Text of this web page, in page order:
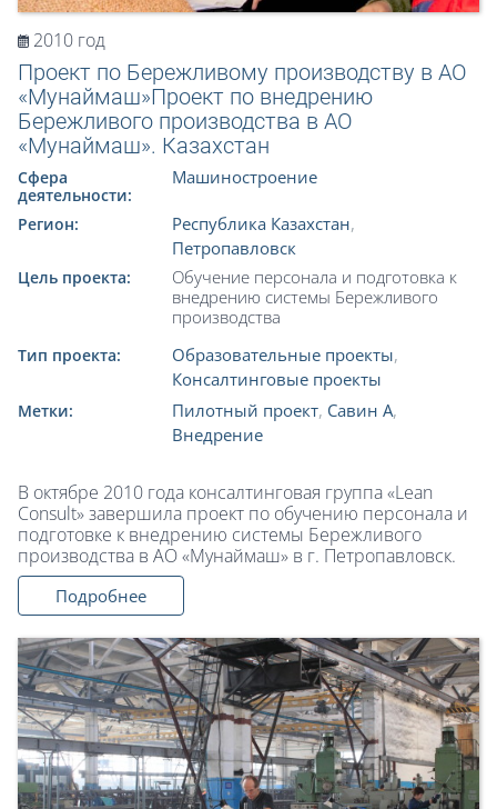
2010 год
Проект по Бережливому производству в АО
«Мунаймаш»Проект по внедрению
Бережливого производства в АО
«Мунаймаш». Казахстан
Сфера
деятельности:
Машиностроение
Регион: Республика Казахстан,
Петропавловск
Цель проекта:
Обучение персонала и подготовка к
внедрению системы Бережливого
производства
Тип проекта: Образовательные проекты,
Консалтинговые проекты
Метки: Пилотный проект, Савин А,
Внедрение
В октябре 2010 года консалтинговая группа «Lean
Consult» завершила проект по обучению персонала и
подготовке к внедрению системы Бережливого
производства в АО «Мунаймаш» в г. Петропавловск.
Подробнее